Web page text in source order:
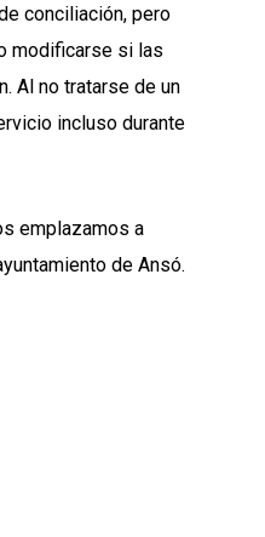
conciliación, pero
modificarse si las
Al no tratarse de un
incluso durante
emplazamos a
de Ansó.